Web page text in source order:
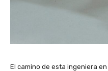
El camino de esta ingeniera